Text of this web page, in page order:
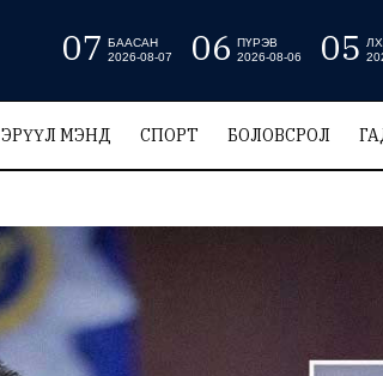
07 БААСАН
2026-08-07
06 ПҮРЭВ
2026-08-06
05
ЭРҮҮЛ МЭНД СПОРТ БОЛОВСРОЛ